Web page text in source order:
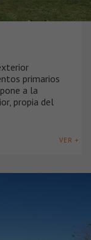
primarios
a la
propia del
VER +